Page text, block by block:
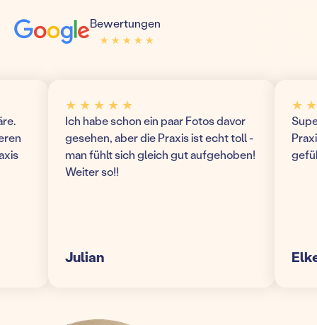
Bewertungen
★ ★ ★ ★ ★
★ ★ ★ ★ ★
★ ★ ★ ★ ★
Ich habe schon ein paar Fotos davor
gesehen, aber die Praxis ist echt toll -
man fühlt sich gleich gut aufgehoben!
Weiter so!!
Julian
★ ★
Super
Praxis!
gefühlt
Elke S.